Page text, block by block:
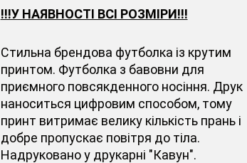
!!!У НАЯВНОСТІ ВСІ РОЗМІРИ!!!
Стильна брендова футболка із крутим
принтом. Футболка з бавовни для
приємного повсякденного носіння. Друк
наноситься цифровим способом, тому
принт витримає велику кількість прань і
добре пропускає повітря до тіла.
Надруковано у друкарні "Кавун".